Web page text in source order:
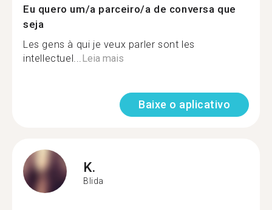
Eu quero um/a parceiro/a de conversa que
seja
Les gens à qui je veux parler sont les
intellectuel...Leia mais
Baixe o aplicativo
K.
Blida